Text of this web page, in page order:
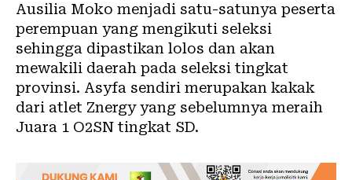
Ausilia Moko menjadi satu-satunya peserta
perempuan yang mengikuti seleksi
sehingga dipastikan lolos dan akan
mewakili daerah pada seleksi tingkat
provinsi. Asyfa sendiri merupakan kakak
dari atlet Znergy yang sebelumnya meraih
Juara 1 O2SN tingkat SD.